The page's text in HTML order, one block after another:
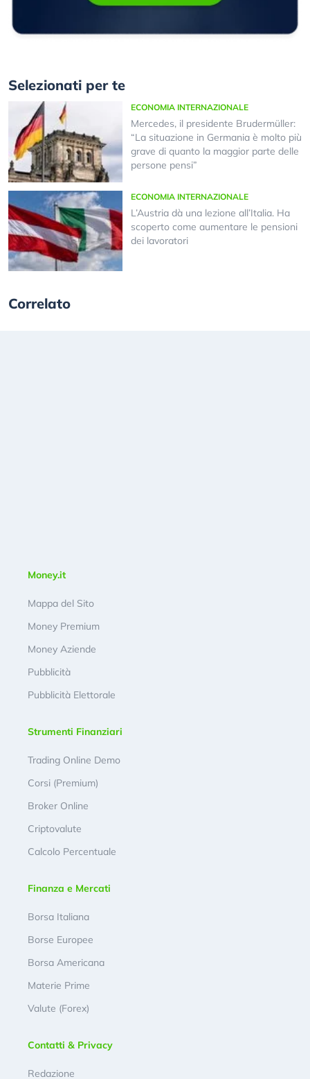
Selezionati per te
ECONOMIA INTERNAZIONALE
Mercedes, il presidente Brudermüller:
“La situazione in Germania è molto più
grave di quanto la maggior parte delle
persone pensi”
ECONOMIA INTERNAZIONALE
L’Austria dà una lezione all’Italia. Ha
scoperto come aumentare le pensioni
dei lavoratori
Correlato
Money.it
Mappa del Sito
Money Premium
Money Aziende
Pubblicità
Pubblicità Elettorale
Strumenti Finanziari
Trading Online Demo
Corsi (Premium)
Broker Online
Criptovalute
Calcolo Percentuale
Finanza e Mercati
Borsa Italiana
Borse Europee
Borsa Americana
Materie Prime
Valute (Forex)
Contatti & Privacy
Redazione